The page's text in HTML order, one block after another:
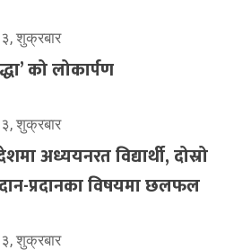
शुक्रबार
को लोकार्पण
शुक्रबार
अध्ययनरत विद्यार्थी, दोस्रो
प्रदानका विषयमा छलफल
शुक्रबार